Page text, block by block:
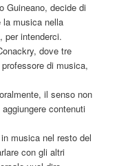
Guineano, decide di
la musica nella
per intenderci.
dove tre
di musica,
il senso non
contenuti
musica nel resto del
con gli altri